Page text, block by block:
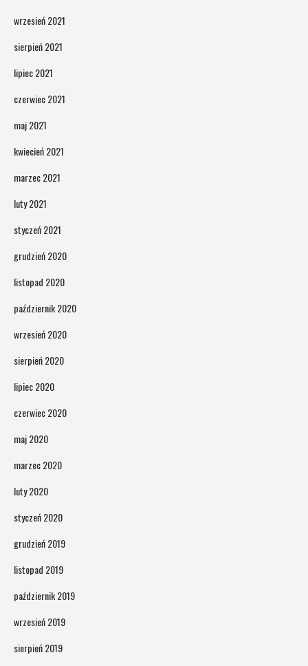
wrzesień 2021
sierpień 2021
lipiec 2021
czerwiec 2021
maj 2021
kwiecień 2021
marzec 2021
luty 2021
styczeń 2021
grudzień 2020
listopad 2020
październik 2020
wrzesień 2020
sierpień 2020
lipiec 2020
czerwiec 2020
maj 2020
marzec 2020
luty 2020
styczeń 2020
grudzień 2019
listopad 2019
październik 2019
wrzesień 2019
sierpień 2019